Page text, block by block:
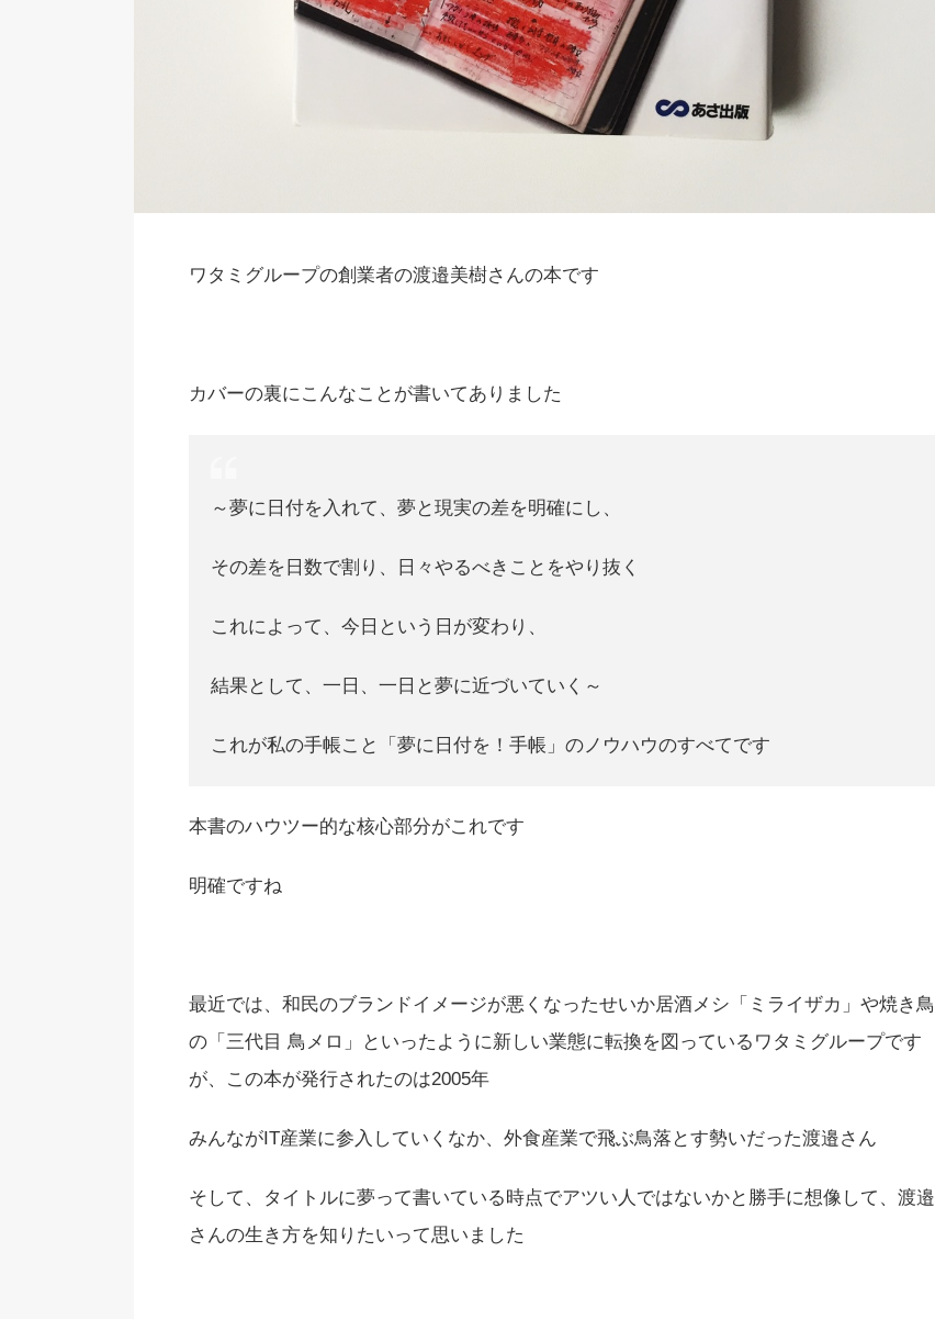
ワタミグループの創業者の渡邉美樹さんの本です
カバーの裏にこんなことが書いてありました
～夢に日付を入れて、夢と現実の差を明確にし、
その差を日数で割り、日々やるべきことをやり抜く
これによって、今日という日が変わり、
結果として、一日、一日と夢に近づいていく～
これが私の手帳こと「夢に日付を！手帳」のノウハウのすべてです
本書のハウツー的な核心部分がこれです
明確ですね
最近では、和民のブランドイメージが悪くなったせいか居酒メシ「ミライザカ」や焼き鳥
の「三代目 鳥メロ」といったように新しい業態に転換を図っているワタミグループです
が、この本が発行されたのは2005年
みんながIT産業に参入していくなか、外食産業で飛ぶ鳥落とす勢いだった渡邉さん
そして、タイトルに夢って書いている時点でアツい人ではないかと勝手に想像して、渡邉
さんの生き方を知りたいって思いました